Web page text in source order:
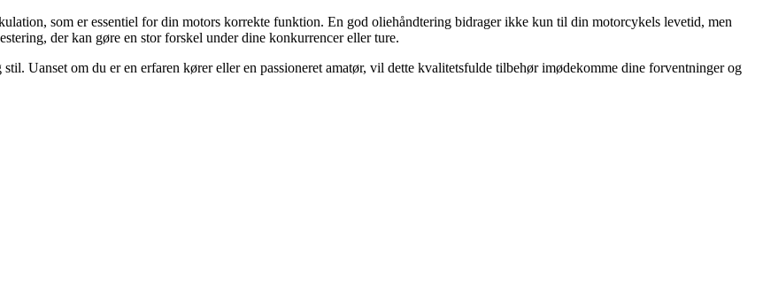
som er essentiel for din motors korrekte funktion. En god oliehåndtering bidrager ikke kun til din motorcykels levetid, men
der kan gøre en stor forskel under dine konkurrencer eller ture.
Uanset om du er en erfaren kører eller en passioneret amatør, vil dette kvalitetsfulde tilbehør imødekomme dine forventninger og